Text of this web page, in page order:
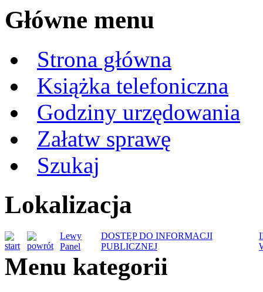
Główne menu
Strona główna
Książka telefoniczna
Godziny urzędowania
Załatw sprawę
Szukaj
Lokalizacja
Lewy
Panel
DOSTĘP DO INFORMACJI
PUBLICZNEJ
Menu kategorii